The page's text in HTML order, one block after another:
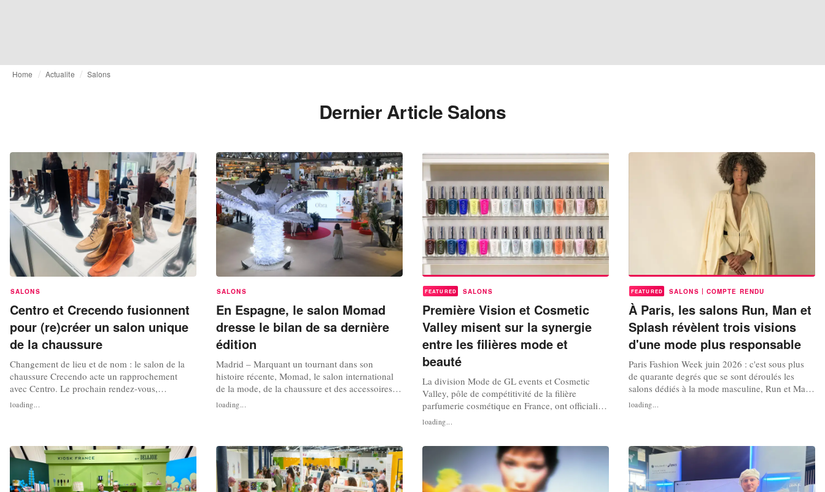
Home Actualite Salons
Dernier Article Salons
SALONS
Centro et Crecendo fusionnent
pour (re)créer un salon unique
de la chaussure
Changement de lieu et de nom : le salon de la
chaussure Crecendo acte un rapprochement
avec Centro. Le prochain rendez-vous,
dénommé Centro Crecendo, se déroulera les 20
et 21 septembre 2026 à l’Espace Champerret
via l’association ARICI, et les « dissidents »,...
loading...
SALONS
En Espagne, le salon Momad
dresse le bilan de sa dernière
édition
Madrid – Marquant un tournant dans son
histoire récente, Momad, le salon international
de la mode, de la chaussure et des accessoires
organisé par Ifema Madrid, a tenu sa dernière
édition du 23 au 25 juillet. L'organisation dresse
décision se fonde...
loading...
FEATURED SALONS
Première Vision et Cosmetic
Valley misent sur la synergie
entre les filières mode et
beauté
La division Mode de GL events et Cosmetic
Valley, pôle de compétitivité de la filière
parfumerie cosmétique en France, ont officialisé
la signature d'un partenariat stratégique.
L’objectif ? Créer des passerelles entre les filières
création, de l'industrie et de l'entrepreneuriat. À
l’occasion d’un dé...
loading...
FEATURED SALONS | COMPTE RENDU
À Paris, les salons Run, Man et
Splash révèlent trois visions
d'une mode plus responsable
Paris Fashion Week juin 2026 : c'est sous plus
de quarante degrés que se sont déroulés les
salons dédiés à la mode masculine, Run et Man,
et au resort wear, Splash. L'occasion de
s'intéresser à trois marques qui intègrent les
Swim. Run : Kentroy Yearwood...
loading...